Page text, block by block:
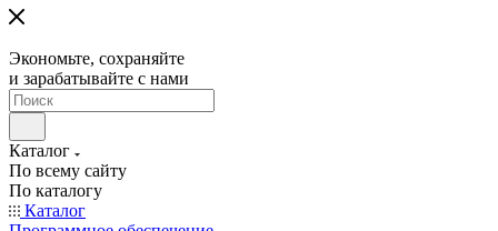
Экономьте, сохраняйте
и зарабатывайте с нами
Каталог
По всему сайту
По каталогу
Каталог